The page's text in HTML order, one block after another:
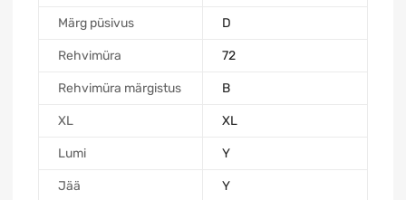
Märg püsivus D
Rehvimüra 72
Rehvimüra märgistus B
XL XL
Lumi Y
Jää Y